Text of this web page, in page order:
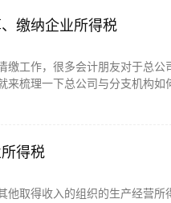
缴纳企业所得税
缴工作，很多会计朋友对于总
梳理一下总公司与分支机构如
得税
他取得收入的组织的生产经营所